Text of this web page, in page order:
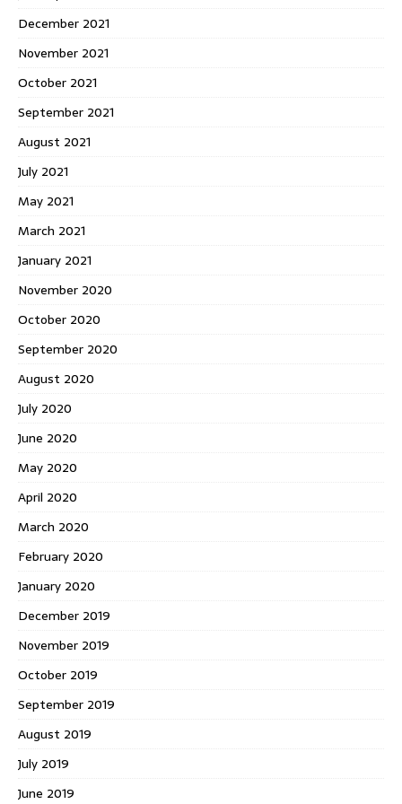
December 2021
November 2021
October 2021
September 2021
August 2021
July 2021
May 2021
March 2021
January 2021
November 2020
October 2020
September 2020
August 2020
July 2020
June 2020
May 2020
April 2020
March 2020
February 2020
January 2020
December 2019
November 2019
October 2019
September 2019
August 2019
July 2019
June 2019